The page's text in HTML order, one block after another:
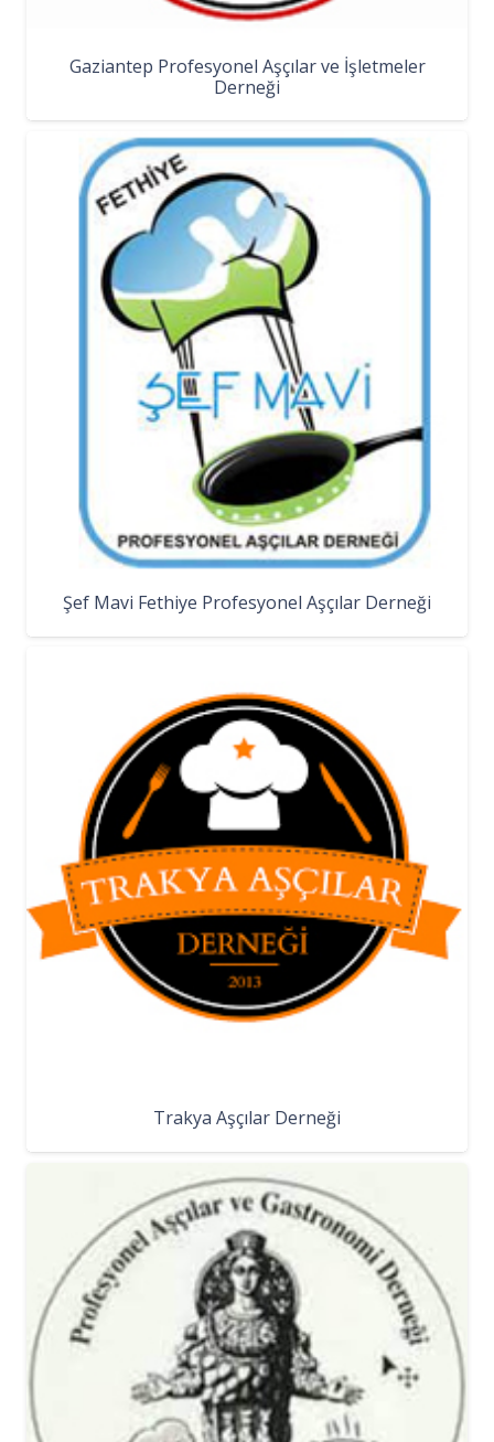
Gaziantep Profesyonel Aşçılar ve İşletmeler
Derneği
Şef Mavi Fethiye Profesyonel Aşçılar Derneği
Trakya Aşçılar Derneği